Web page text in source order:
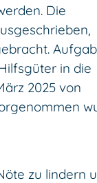
Die
in die
2025 von
zu lindern